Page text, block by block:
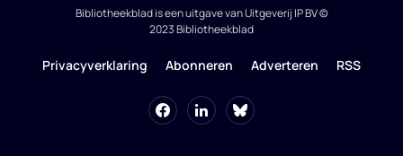
Bibliotheekblad is een uitgave van Uitgeverij IP BV ©
2023 Bibliotheekblad
Privacyverklaring Abonneren Adverteren RSS